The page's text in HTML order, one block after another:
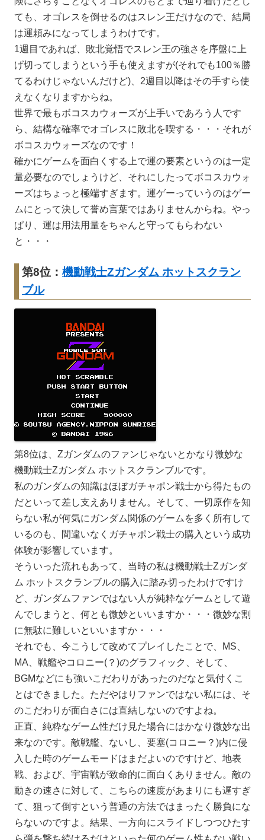
ても、オゴレスを倒せるのはスレン王だけなので、結局
は運頼みになってしまうわけです。
1週目であれば、敗北覚悟でスレン王の強さを序盤に上
げ切ってしまうという手も使えますが(それでも100％勝
てるわけじゃないんだけど)、2週目以降はその手すら使
えなくなりますからね。
世界で最もボコスカウォーズが上手いであろう人です
ら、結構な確率でオゴレスに敗北を喫する・・・それが
ボコスカウォーズなのです！
確かにゲームを面白くする上で運の要素というのは一定
量必要なのでしょうけど、それにしたってボコスカウォ
ーズはちょっと極端すぎます。運ゲーっていうのはゲー
ムにとって決して誉め言葉ではありませんからね。やっ
ぱり、運は用法用量をちゃんと守ってもらわない
と・・・
第8位： 機動戦士Zガンダム ホットスクラン
ブル
第8位は、Zガンダムのファンじゃないとかなり微妙な
機動戦士Zガンダム ホットスクランブルです。
私のガンダムの知識はほぼガチャポン戦士から得たもの
だといって差し支えありません。そして、一切原作を知
らない私が何気にガンダム関係のゲームを多く所有して
いるのも、間違いなくガチャポン戦士の購入という成功
体験が影響しています。
そういった流れもあって、当時の私は機動戦士Zガンダ
ム ホットスクランブルの購入に踏み切ったわけですけ
ど、ガンダムファンではない人が純粋なゲームとして遊
んでしまうと、何とも微妙といいますか・・・微妙な割
に無駄に難しいといいますか・・・
それでも、今こうして改めてプレイしたことで、MS、
MA、戦艦やコロニー(？)のグラフィック、そして、
BGMなどにも強いこだわりがあったのだなと気付くこ
とはできました。ただやはりファンではない私には、そ
のこだわりが面白さには直結しないのですよね。
正直、純粋なゲーム性だけ見た場合にはかなり微妙な出
来なのです。敵戦艦、ないし、要塞(コロニー？)内に侵
入した時のゲームモードはまだよいのですけど、地表
戦、および、宇宙戦が致命的に面白くありません。敵の
動きの速さに対して、こちらの速度があまりにも遅すぎ
て、狙って倒すという普通の方法ではまったく勝負にな
らないのですよ。結果、一方向にスライドしつつひたす